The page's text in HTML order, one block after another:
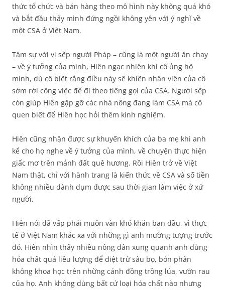
thức tổ chức và bán hàng theo mô hình này không quá khó
và bắt đầu thấy mình đứng ngồi không yên với ý nghĩ về
một CSA ở Việt Nam.
Tâm sự với vị sếp người Pháp – cũng là một người ăn chay
– về ý tưởng của mình, Hiên ngạc nhiên khi cô ủng hộ
mình, dù cô biết rằng điều này sẽ khiến nhân viên của cô
sớm rời công việc để đi theo tiếng gọi của CSA. Người sếp
còn giúp Hiên gặp gỡ các nhà nông đang làm CSA mà cô
quen biết để Hiên học hỏi thêm kinh nghiệm.
Hiên cũng nhận được sự khuyến khích của ba mẹ khi anh
kể cho họ nghe về ý tưởng của mình, về chuyện thực hiện
giấc mơ trên mảnh đất quê hương. Rồi Hiên trở về Việt
Nam thật, chỉ với hành trang là kiến thức về CSA và số tiền
không nhiều dành dụm được sau thời gian làm việc ở xứ
người.
Hiên nói đã vấp phải muôn vàn khó khăn ban đầu, vì thực
tế ở Việt Nam khác xa với những gì anh mường tượng trước
đó. Hiên nhìn thấy nhiều nông dân xung quanh anh dùng
hóa chất quá liều lượng để diệt trừ sâu bọ, bón phân
không khoa học trên những cánh đồng trồng lúa, vườn rau
của họ. Anh không dùng bất cứ loại hóa chất nào nhưng